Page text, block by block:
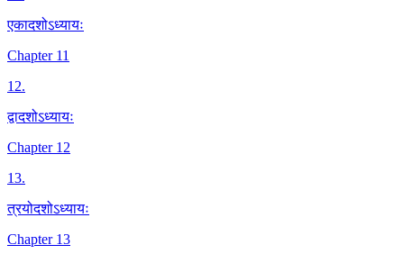
एकादशोऽध्यायः
Chapter 11
12.
द्वादशोऽध्यायः
Chapter 12
13.
त्रयोदशोऽध्यायः
Chapter 13